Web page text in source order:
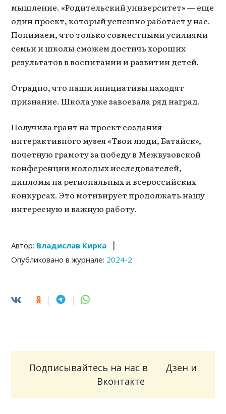
мышление. «Родительский университет» — еще
один проект, который успешно работает у нас.
Понимаем, что только совместными усилиями
семьи и школы сможем достичь хороших
результатов в воспитании и развитии детей.
Отрадно, что наши инициативы находят
признание. Школа уже завоевала ряд наград.
Получила грант на проект создания
интерактивного музея «Твои люди, Батайск»,
почетную грамоту за победу в Межвузовской
конференции молодых исследователей,
дипломы на региональных и всероссийских
конкурсах. Это мотивирует продолжать нашу
интересную и важную работу.
Автор: Владислав Кирка |
Опубликовано в журнале: 2024-2
Подписывайтесь на нас в Дзен и
Вконтакте